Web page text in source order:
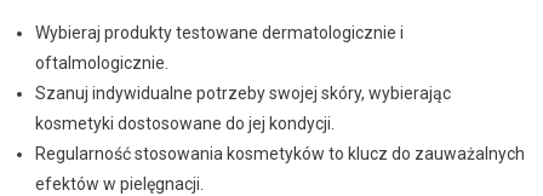
Wybieraj produkty testowane dermatologicznie i
oftalmologicznie.
Szanuj indywidualne potrzeby swojej skóry, wybierając
kosmetyki dostosowane do jej kondycji.
Regularność stosowania kosmetyków to klucz do zauważalnych
efektów w pielęgnacji.